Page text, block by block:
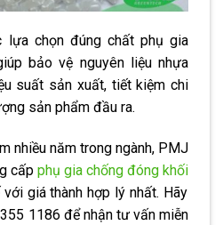
lựa chọn đúng chất phụ gia
bảo vệ nguyên liệu nhựa
suất sản xuất, tiết kiệm chi
sản phẩm đầu ra.
nhiều năm trong ngành, PMJ
cấp phụ gia chống đóng khối
giá thành hợp lý nhất. Hãy
1186 để nhận tư vấn miễn